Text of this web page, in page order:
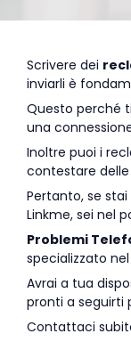
Scrivere dei
inviarli è
Questo perché
una
Inoltre puoi i
contestare
Pertanto, se
Linkme, sei nel
Problemi
specializzato
Avrai a tua
pronti a seguirti
Contattaci